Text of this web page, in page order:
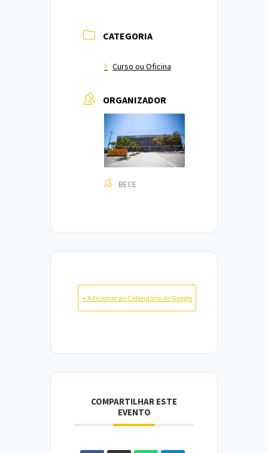
CATEGORIA
Curso ou Oficina
ORGANIZADOR
BECE
+ Adicionar ao Calendário do Google
COMPARTILHAR ESTE
EVENTO